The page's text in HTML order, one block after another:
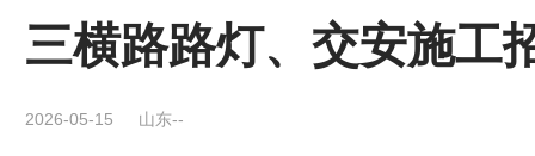
询价采购
谈判采购
三横路路灯、交安施工
2026-05-15 山东--